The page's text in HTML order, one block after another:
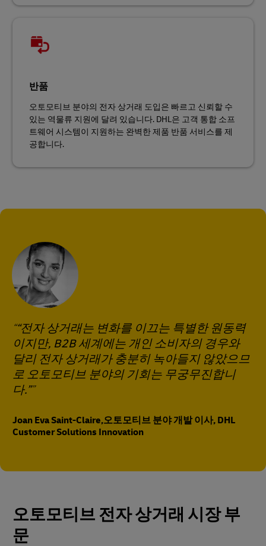
반품
오토모티브 분야의 전자 상거래 도입은 빠르고 신뢰할 수
있는 역물류 지원에 달려 있습니다. DHL은 고객 통합 소프
트웨어 시스템이 지원하는 완벽한 제품 반품 서비스를 제
공합니다.
“전자 상거래는 변화를 이끄는 특별한 원동력
이지만, B2B 세계에는 개인 소비자의 경우와
달리 전자 상거래가 충분히 녹아들지 않았으므
로 오토모티브 분야의 기회는 무궁무진합니
다.”
Joan Eva Saint-Claire,오토모티브 분야 개발 이사, DHL
Customer Solutions Innovation
오토모티브 전자 상거래 시장 부
문